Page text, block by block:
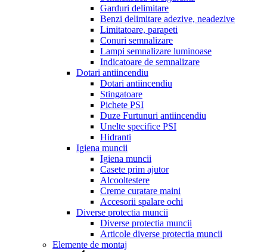
Garduri delimitare
Benzi delimitare adezive, neadezive
Limitatoare, parapeti
Conuri semnalizare
Lampi semnalizare luminoase
Indicatoare de semnalizare
Dotari antiincendiu
Dotari antiincendiu
Stingatoare
Pichete PSI
Duze Furtunuri antiincendiu
Unelte specifice PSI
Hidranti
Igiena muncii
Igiena muncii
Casete prim ajutor
Alcooltestere
Creme curatare maini
Accesorii spalare ochi
Diverse protectia muncii
Diverse protectia muncii
Articole diverse protectia muncii
Elemente de montaj